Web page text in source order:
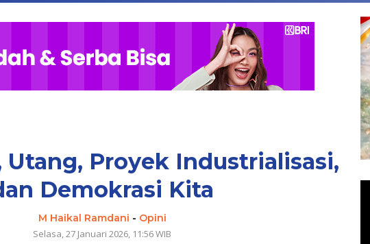
Utang, Proyek Industrialisasi,
Demokrasi Kita
M Haikal Ramdani - Opini
Selasa, 27 Januari 2026, 11:56 WIB